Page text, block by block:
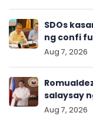
SDOs
ng confi
Aug 7, 2026
salaysay
Aug 7, 2026